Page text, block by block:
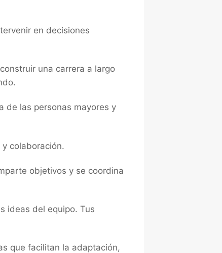
en decisiones
una carrera a largo
de las personas mayores y
colaboración.
objetivos y se coordina
ideas del equipo. Tus
que facilitan la adaptación,